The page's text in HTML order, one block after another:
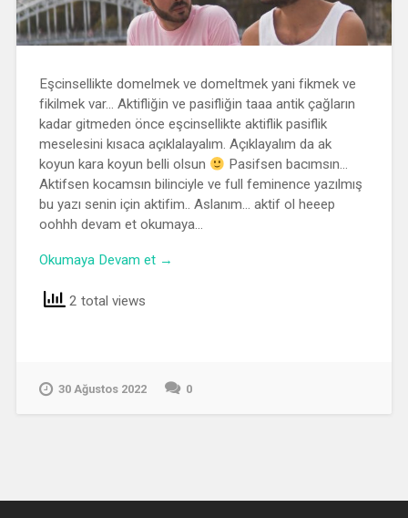
Eşcinsellikte domelmek ve domeltmek yani fikmek ve
fikilmek var… Aktifliğin ve pasifliğin taaa antik çağların
kadar gitmeden önce eşcinsellikte aktiflik pasiflik
meselesini kısaca açıklalayalım. Açıklayalım da ak
koyun kara koyun belli olsun
Pasifsen bacımsın…
Aktifsen kocamsın bilinciyle ve full feminence yazılmış
bu yazı senin için aktifim.. Aslanım… aktif ol heeep
oohhh devam et okumaya…
Okumaya Devam et →
2 total views
30 Ağustos 2022 0